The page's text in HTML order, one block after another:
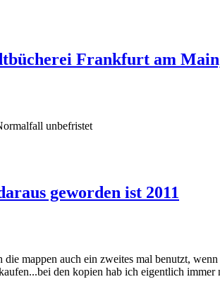
Frankfurt am
unbefristet
geworden ist 2011
die mappen auch ein zweites mal benutzt,
den kopien hab ich eigentlich